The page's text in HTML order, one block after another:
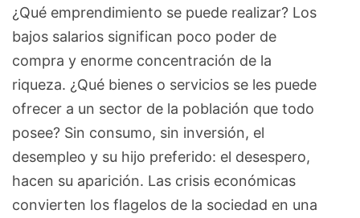
¿Qué emprendimiento se puede realizar? Los
bajos salarios significan poco poder de
compra y enorme concentración de la
riqueza. ¿Qué bienes o servicios se les puede
ofrecer a un sector de la población que todo
posee? Sin consumo, sin inversión, el
desempleo y su hijo preferido: el desespero,
hacen su aparición. Las crisis económicas
convierten los flagelos de la sociedad en una